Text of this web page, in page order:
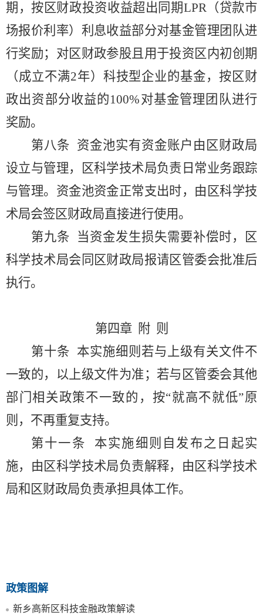
期，按区财政投资收益超出同期LPR（贷款市
场报价利率）利息收益部分对基金管理团队进
行奖励；对区财政参股且用于投资区内初创期
（成立不满2年）科技型企业的基金，按区财
政出资部分收益的100%对基金管理团队进行
奖励。
第八条 资金池实有资金账户由区财政局
设立与管理，区科学技术局负责日常业务跟踪
与管理。资金池资金正常支出时，由区科学技
术局会签区财政局直接进行使用。
第九条
当资金发生损失需要补偿时，区
科学技术局会同区财政局报请区管委会批准后
执行。
第四章 附 则
第十条 本实施细则若与上级有关文件不
一致的，以上级文件为准；若与区管委会其他
部门相关政策不一致的，按“就高不就低”原
则，不再重复支持。
第十一条
本实施细则自发布之日起实
施，由区科学技术局负责解释，由区科学技术
局和区财政局负责承担具体工作。
政策图解
新乡高新区科技金融政策解读